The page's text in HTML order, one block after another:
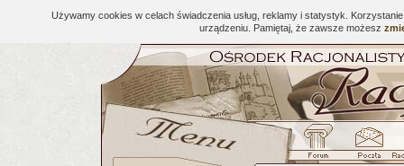
Używamy cookies w celach świadczenia usług, reklamy i statystyk.
urządzeniu. Pamiętaj, że zawsze możesz